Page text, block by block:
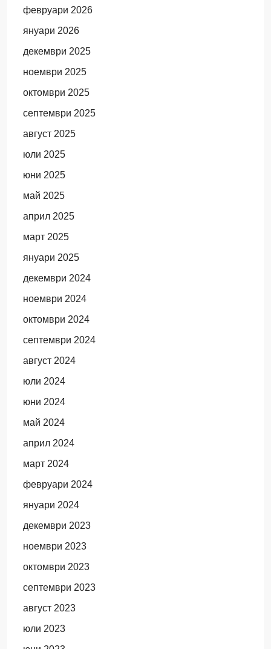
февруари 2026
януари 2026
декември 2025
ноември 2025
октомври 2025
септември 2025
август 2025
юли 2025
юни 2025
май 2025
април 2025
март 2025
януари 2025
декември 2024
ноември 2024
октомври 2024
септември 2024
август 2024
юли 2024
юни 2024
май 2024
април 2024
март 2024
февруари 2024
януари 2024
декември 2023
ноември 2023
октомври 2023
септември 2023
август 2023
юли 2023